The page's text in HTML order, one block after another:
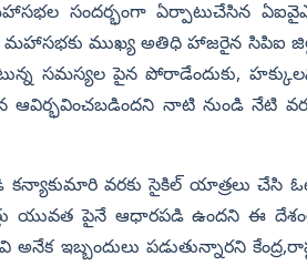
సందర్భంగా ఏర్పాటుచేసిన
ముఖ్య అతిధి హాజరైన సిపిఐ
సమస్యల పైన పోరాడేందుకు,
ఆవిర్భవించబడిందని నాటి నుండి నేటి
కన్యాకుమారి వరకు సైకిల్ యాత్రలు చేసి
యువత పైనే ఆధారపడి ఉందని ఈ
ఇబ్బందులు పడుతున్నారని